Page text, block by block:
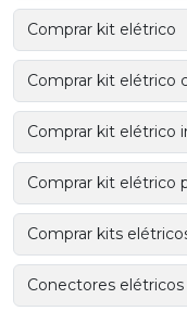
Comprar kit elétrico
Comprar kit elétrico
Comprar kit elétrico
Comprar kit elétrico
Comprar kits
Conectores elétricos